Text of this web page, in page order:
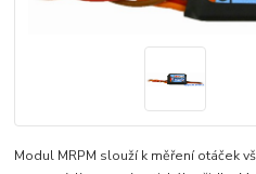
Modul MRPM slouží k měření otáček